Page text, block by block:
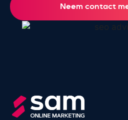
Neem contact